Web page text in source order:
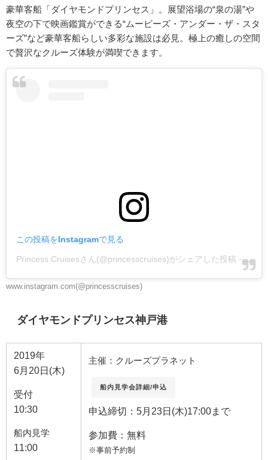
豪華客船「ダイヤモンドプリンセス」。展望浴場の“泉の湯”や
夜空の下で映画鑑賞ができる“ムービーズ・アンダー・ザ・スタ
ーズ”など豪華客船らしい多彩な施設は必見。極上の癒しの空間
で贅沢なクルーズ体験が満喫できます。
この投稿をInstagramで見る
Princess Cruisesさん(@princesscruises)がシェアした投稿 - 2018
www.instagram.com(@princesscruises)
ダイヤモンドプリンセス神戸港
2019年
6月20日(木)
受付
10:30
船内見学
11:00
主催：クルーズプラネット
船内見学会詳細/申込
申込締切：5月23日(木)17:00まで
参加費：無料
※事前予約制